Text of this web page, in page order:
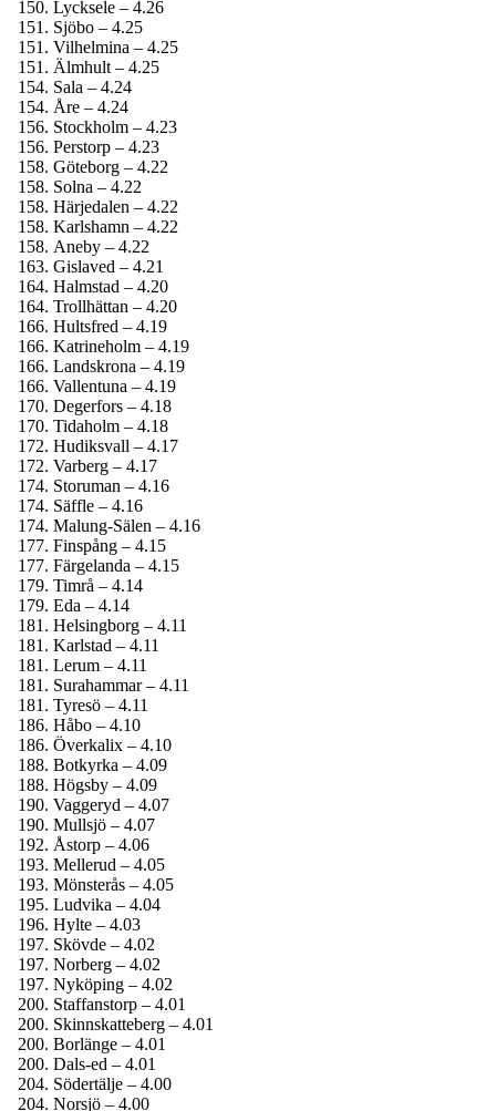
Lycksele – 4.26
Sjöbo – 4.25
Vilhelmina – 4.25
Älmhult – 4.25
Sala – 4.24
Åre – 4.24
Stockholm – 4.23
Perstorp – 4.23
Göteborg – 4.22
Solna – 4.22
Härjedalen – 4.22
Karlshamn – 4.22
Aneby – 4.22
Gislaved – 4.21
Halmstad – 4.20
Trollhättan – 4.20
Hultsfred – 4.19
Katrineholm – 4.19
Landskrona – 4.19
Vallentuna – 4.19
Degerfors – 4.18
Tidaholm – 4.18
Hudiksvall – 4.17
Varberg – 4.17
Storuman – 4.16
Säffle – 4.16
Malung-Sälen – 4.16
Finspång – 4.15
Färgelanda – 4.15
Timrå – 4.14
Eda – 4.14
Helsingborg – 4.11
Karlstad – 4.11
Lerum – 4.11
Surahammar – 4.11
Tyresö – 4.11
Håbo – 4.10
Överkalix – 4.10
Botkyrka – 4.09
Högsby – 4.09
Vaggeryd – 4.07
Mullsjö – 4.07
Åstorp – 4.06
Mellerud – 4.05
Mönsterås – 4.05
Ludvika – 4.04
Hylte – 4.03
Skövde – 4.02
Norberg – 4.02
Nyköping – 4.02
Staffanstorp – 4.01
Skinnskatteberg – 4.01
Borlänge – 4.01
Dals-ed – 4.01
Södertälje – 4.00
Norsjö – 4.00